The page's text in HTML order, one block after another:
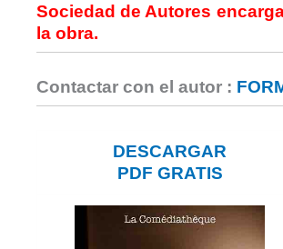
Sociedad de Autores
la obra.
Contactar con el autor :
DESCARGAR
PDF GRATIS